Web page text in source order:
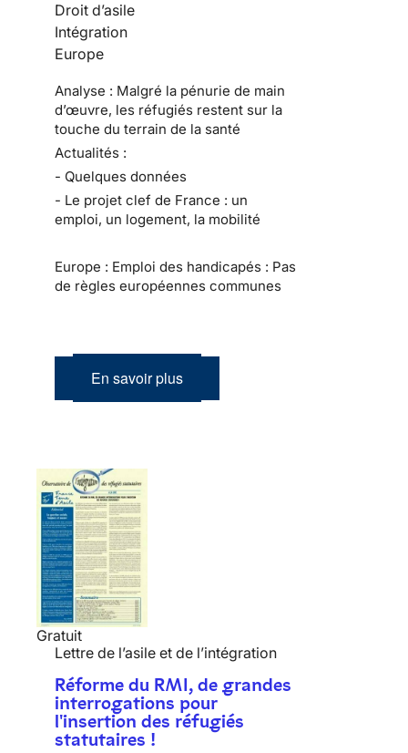
Droit d’asile
Intégration
Europe
Analyse : Malgré la pénurie de main
d’œuvre, les réfugiés restent sur la
touche du terrain de la santé
Actualités :
- Quelques données
- Le projet clef de France : un
emploi, un logement, la mobilité
Europe : Emploi des handicapés : Pas
de règles européennes communes
En savoir plus
Gratuit
Lettre de l’asile et de l’intégration
Réforme du RMI, de grandes
interrogations pour
l'insertion des réfugiés
statutaires !